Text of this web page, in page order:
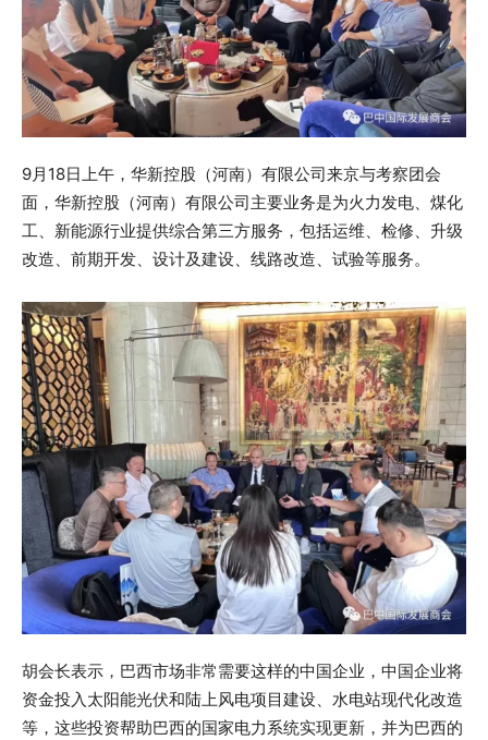
9月18日上午，华新控股（河南）有限公司来京与考察团会
面，华新控股（河南）有限公司主要业务是为火力发电、煤化
工、新能源行业提供综合第三方服务，包括运维、检修、升级
改造、前期开发、设计及建设、线路改造、试验等服务。
胡会长表示，巴西市场非常需要这样的中国企业，中国企业将
资金投入太阳能光伏和陆上风电项目建设、水电站现代化改造
等，这些投资帮助巴西的国家电力系统实现更新，并为巴西的